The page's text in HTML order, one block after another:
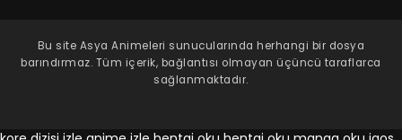
Bu site Asya Animeleri sunucularında herhangi bir dosya
barındırmaz. Tüm içerik, bağlantısı olmayan üçüncü taraflarca
sağlanmaktadır.